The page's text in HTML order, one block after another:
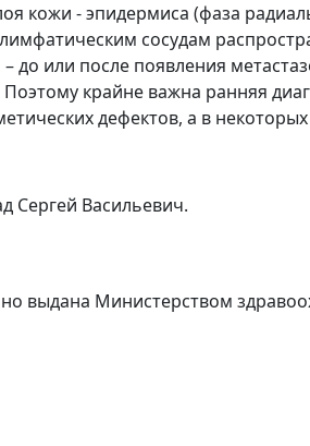
кожи - эпидермиса (фаза
сосудам
до или после появления
Поэтому крайне важна ранняя
дефектов, а в
Сергей Васильевич.
выдана Министерством